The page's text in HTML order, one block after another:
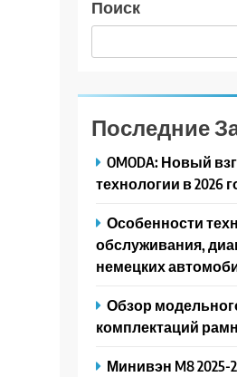
Поиск
Последние
OMODA: Новый
технологии в 2026
Особенности
обслуживания,
немецких
Обзор
комплектаций
Минивэн M8 2025-